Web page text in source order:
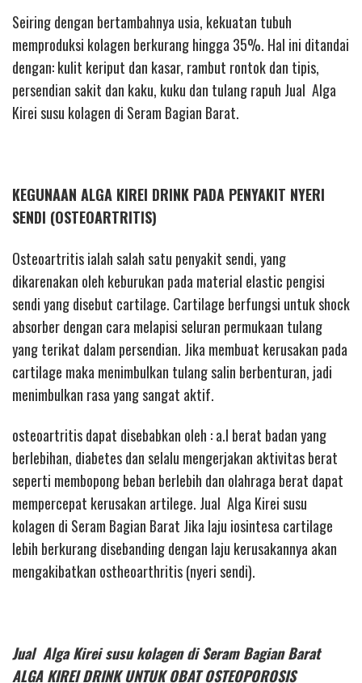
Seiring dengan bertambahnya usia, kekuatan tubuh
memproduksi kolagen berkurang hingga 35%. Hal ini ditandai
dengan: kulit keriput dan kasar, rambut rontok dan tipis,
persendian sakit dan kaku, kuku dan tulang rapuh Jual Alga
Kirei susu kolagen di Seram Bagian Barat.
KEGUNAAN ALGA KIREI DRINK PADA PENYAKIT NYERI
SENDI (OSTEOARTRITIS)
Osteoartritis ialah salah satu penyakit sendi, yang
dikarenakan oleh keburukan pada material elastic pengisi
sendi yang disebut cartilage. Cartilage berfungsi untuk shock
absorber dengan cara melapisi seluran permukaan tulang
yang terikat dalam persendian. Jika membuat kerusakan pada
cartilage maka menimbulkan tulang salin berbenturan, jadi
menimbulkan rasa yang sangat aktif.
osteoartritis dapat disebabkan oleh : a.l berat badan yang
berlebihan, diabetes dan selalu mengerjakan aktivitas berat
seperti membopong beban berlebih dan olahraga berat dapat
mempercepat kerusakan artilege. Jual Alga Kirei susu
kolagen di Seram Bagian Barat Jika laju iosintesa cartilage
lebih berkurang disebanding dengan laju kerusakannya akan
mengakibatkan ostheoarthritis (nyeri sendi).
Jual Alga Kirei susu kolagen di Seram Bagian Barat
ALGA KIREI DRINK UNTUK OBAT OSTEOPOROSIS